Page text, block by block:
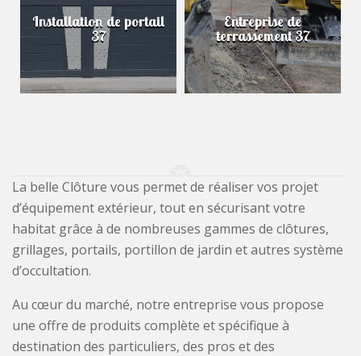
Installation de portail
37
Entreprise de
terrassement 37
La belle Clôture vous permet de réaliser vos projet
d’équipement extérieur, tout en sécurisant votre
habitat grâce à de nombreuses gammes de clôtures,
grillages, portails, portillon de jardin et autres système
d’occultation.
Au cœur du marché, notre entreprise vous propose
une offre de produits complète et spécifique à
destination des particuliers, des pros et des